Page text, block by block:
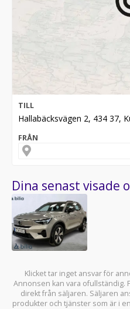
TILL
Hallabäcksvägen 2, 434 37,
FRÅN
Dina senast visade
Klicket tar inget ansvar för
Annonsen kan vara ofullständig.
direkt från säljaren. Säljaren
produkter och tjänster som är i